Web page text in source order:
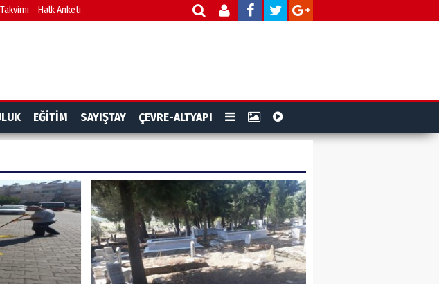
Halk Anketi
EĞİTİM SAYIŞTAY ÇEVRE-ALTYAPI